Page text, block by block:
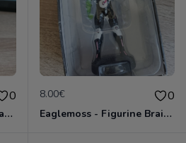
0
Eaglemoss - Figurine Deadshot - DC Comics - Plomb
8.00€ 0
Eaglemoss - Figurine Brainiac - DC Comics - Plomb